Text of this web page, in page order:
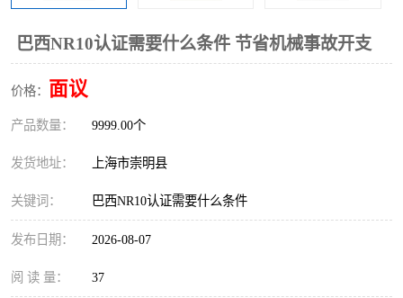
巴西NR10认证需要什么条件 节省机械事故开支
价格： 面议
产品数量： 9999.00个
发货地址： 上海市崇明县
关键词： 巴西NR10认证需要什么条件
发布日期： 2026-08-07
阅 读 量： 37